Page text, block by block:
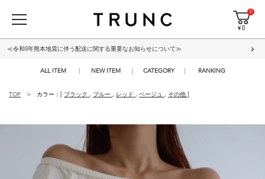
0
¥ 0
≪令和8年熊本地震に伴う配送に関する重要なお知らせについて≫
ALL ITEM NEW ITEM CATEGORY RANKING
TOP カラー：[ ブラック , ブルー , レッド , ベージュ , その他